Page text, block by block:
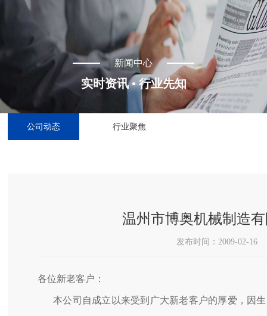
新闻中心
实时资讯 • 行业先知
公司动态 行业聚焦
温州市博奥机械制造
发布时间：2009-02-16
各位新老客户：
本公司自成立以来受到广大新老客户的厚爱，因